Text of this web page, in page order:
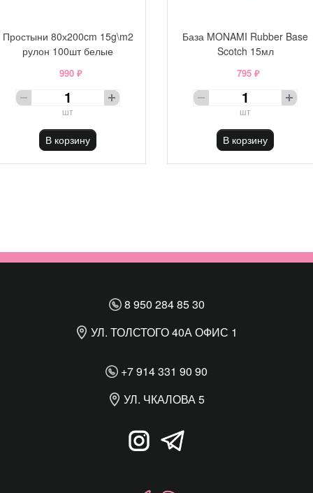
Простыни 80х200cm 15g\m2
рулон 100шт белые
990 ₽
шт
В корзину
База MONAMI Rubber Base
Scotch 15мл
795 ₽
шт
В корзину
8 950 284 85 30
УЛ. ТОЛСТОГО 40А ОФИС 1
+7 914 331 90 90
УЛ. ЧКАЛОВА 5